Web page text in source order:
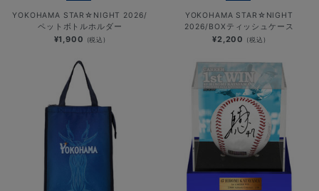
YOKOHAMA STAR☆NIGHT 2026/
ペットボトルホルダー
¥1,900 (税込)
YOKOHAMA STAR☆NIGHT
2026/BOXティッシュケース
¥2,200 (税込)